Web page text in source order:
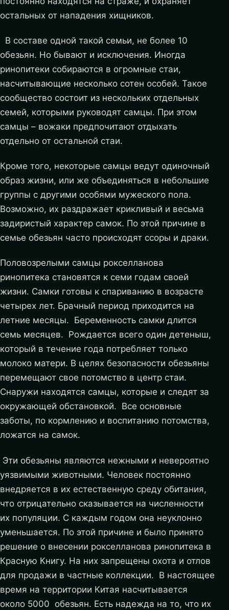
остальных от нападения хищников.
В составе одной такой семьи, не более 10
обезьян. Но бывают и исключения. Иногда
ринопитеки собираются в огромные стаи,
насчитывающие несколько сотен особей. Такое
сообщество состоит из нескольких отдельных
семей, которыми руководят самцы. При этом
самцы – вожаки предпочитают отдыхать
отдельно от остальной стаи.
Кроме того, некоторые самцы ведут одиночный
образ жизни, или же объединяться в небольшие
группы с другими особями мужеского пола.
Возможно, их раздражает крикливый и весьма
задиристый характер самок. По этой причине в
семье обезьян часто происходят ссоры и драки.
Половозрелыми самцы рокселланова
ринопитека становятся к семи годам своей
жизни. Самки готовы к спариванию в возрасте
четырех лет. Брачный период приходится на
летние месяцы. Беременность самки длится
семь месяцев. Рождается всего один детеныш,
который в течение года потребляет только
молоко матери. В целях безопасности обезьяны
перемещают свое потомство в центр стаи.
Снаружи находятся самцы, которые и следят за
окружающей обстановкой. Все основные
заботы, по кормлению и воспитанию потомства,
ложатся на самок.
Эти обезьяны являются нежными и невероятно
уязвимыми животными. Человек постоянно
внедряется в их естественную среду обитания,
что отрицательно сказывается на численности
их популяции. С каждым годом она неуклонно
уменьшается. По этой причине и было принято
решение о внесении рокселланова ринопитека в
Красную Книгу. На них запрещены охота и отлов
для продажи в частные коллекции. В настоящее
время на территории Китая насчитывается
около 5000 обезьян. Есть надежда на то, что их